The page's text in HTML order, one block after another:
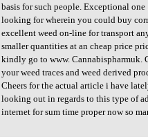
basis for such people. Exceptional one
looking for wherein you could buy
excellent weed on-line for transport
smaller quantities at an cheap price
kindly go to www. Cannabispharmuk.
your weed traces and weed derived
Cheers for the actual article i have
looking out in regards to this type of
internet for sum time proper now so